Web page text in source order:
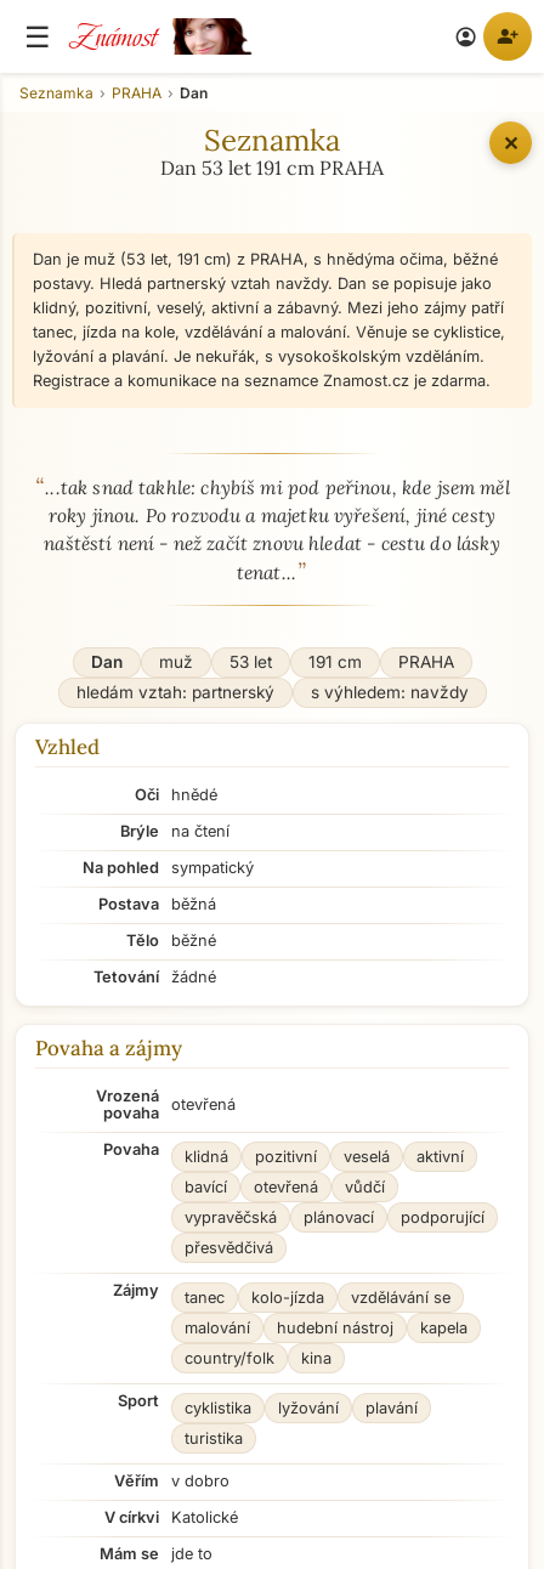
☰ Známost account_circle person_add
✕
Seznamka PRAHA Dan
Seznamka
Dan 53 let 191 cm PRAHA
Dan je muž (53 let, 191 cm) z PRAHA, s hnědýma očima, běžné
postavy. Hledá partnerský vztah navždy. Dan se popisuje jako
klidný, pozitivní, veselý, aktivní a zábavný. Mezi jeho zájmy patří
tanec, jízda na kole, vzdělávání a malování. Věnuje se cyklistice,
lyžování a plavání. Je nekuřák, s vysokoškolským vzděláním.
Registrace a komunikace na seznamce Znamost.cz je zdarma.
O mně - seznamka profil
“...tak snad takhle: chybíš mi pod peřinou, kde jsem měl
roky jinou. Po rozvodu a majetku vyřešení, jiné cesty
naštěstí není - než začít znovu hledat - cestu do lásky
tenat...”
Dan muž 53 let 191 cm
PRAHA
hledám vztah: partnerský
s výhledem: navždy
Vzhled
Oči
hnědé
Brýle
na čtení
Na pohled
sympatický
Postava
běžná
Tělo
běžné
Tetování
žádné
Povaha a zájmy
Vrozená
povaha
otevřená
Povaha klidná pozitivní veselá
aktivní
bavící
otevřená
vůdčí
vypravěčská
plánovací
podporující
přesvědčivá
Zájmy tanec kolo-jízda
vzdělávání se
malování
hudební nástroj
kapela
country/folk
kina
Sport cyklistika lyžování
plavání
turistika
Věřím
v dobro
V církvi
Katolické
Mám se
jde to